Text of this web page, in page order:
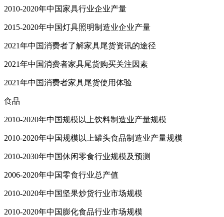
2010-2020年中国家具行业企业产量
2015-2020年中国灯具照明制造业企业产量
2021年中国消费者了解家具尾货资讯的途径
2021年中国消费者家具尾货购买关注因素
2021年中国消费者家具尾货使用体验
食品
2010-2020年中国规模以上饮料制造业产量规模
2010-2020年中国规模以上罐头食品制造业产量规模
2010-2030年中国休闲零食行业规模及预测
2006-2020年中国零食行业总产值
2010-2020年中国坚果炒货行业市场规模
2010-2020年中国膨化食品行业市场规模